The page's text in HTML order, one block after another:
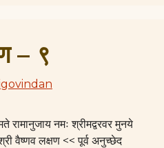
– ९
रामानुजाय नमः श्रीमद्वरवर मुनये
वैष्णव लक्षण << पूर्व अनुच्छेद